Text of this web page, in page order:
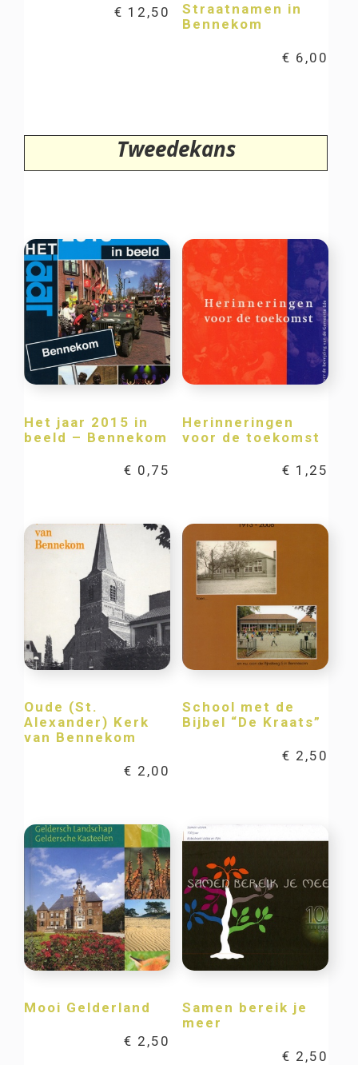
€ 12,50
Straatnamen in
Bennekom
€ 6,00
Tweedekans
Het jaar 2015 in
beeld – Bennekom
€ 0,75
Herinneringen
voor de toekomst
€ 1,25
Oude (St.
Alexander) Kerk
van Bennekom
€ 2,00
School met de
Bijbel “De Kraats”
€ 2,50
Mooi Gelderland
€ 2,50
Samen bereik je
meer
€ 2,50